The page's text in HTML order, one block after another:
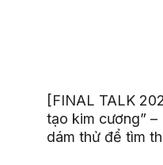
[FINAL TALK
tạo kim cương” –
dám thử để tìm